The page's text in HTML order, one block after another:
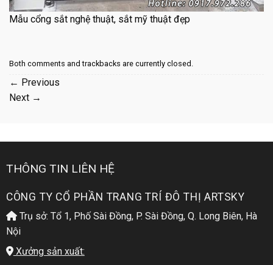
Mẫu cổng sắt nghệ thuật, sắt mỹ thuật đẹp
Both comments and trackbacks are currently closed.
← Previous
Next →
THÔNG TIN LIÊN HỆ
CÔNG TY CỔ PHẦN TRANG TRÍ ĐÔ THỊ ARTSKY
Trụ sở: Tổ 1, Phố Sài Đồng, P. Sài Đồng, Q. Long Biên, Hà
Nội
Xưởng sản xuất: